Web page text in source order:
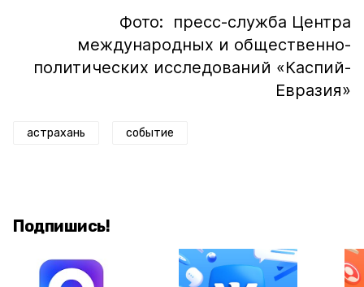
Фото: пресс-служба Центра
международных и общественно-
политических исследований «Каспий-
Евразия»
астрахань событие
Подпишись!